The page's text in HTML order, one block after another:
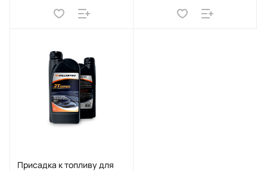
Присадка к топливу для